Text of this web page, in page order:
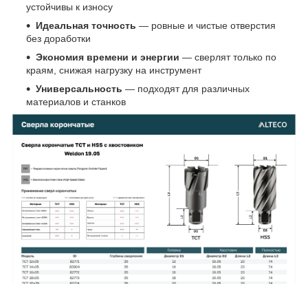
устойчивы к износу
Идеальная точность — ровные и чистые отверстия
без доработки
Экономия времени и энергии — сверлят только по
краям, снижая нагрузку на инструмент
Универсальность — подходят для различных
материалов и станков